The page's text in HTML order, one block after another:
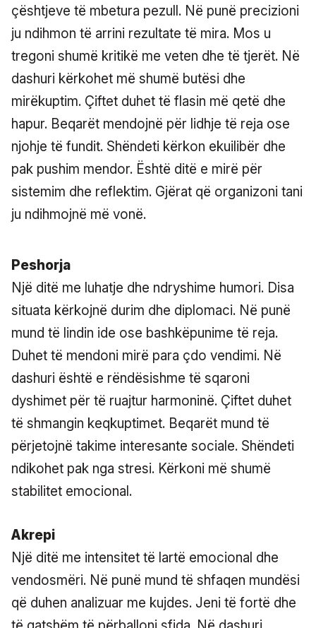
çështjeve të mbetura pezull. Në punë precizioni
ju ndihmon të arrini rezultate të mira. Mos u
tregoni shumë kritikë me veten dhe të tjerët. Në
dashuri kërkohet më shumë butësi dhe
mirëkuptim. Çiftet duhet të flasin më qetë dhe
hapur. Beqarët mendojnë për lidhje të reja ose
njohje të fundit. Shëndeti kërkon ekuilibër dhe
pak pushim mendor. Është ditë e mirë për
sistemim dhe reflektim. Gjërat që organizoni tani
ju ndihmojnë më vonë.
Peshorja
Një ditë me luhatje dhe ndryshime humori. Disa
situata kërkojnë durim dhe diplomaci. Në punë
mund të lindin ide ose bashkëpunime të reja.
Duhet të mendoni mirë para çdo vendimi. Në
dashuri është e rëndësishme të sqaroni
dyshimet për të ruajtur harmoninë. Çiftet duhet
të shmangin keqkuptimet. Beqarët mund të
përjetojnë takime interesante sociale. Shëndeti
ndikohet pak nga stresi. Kërkoni më shumë
stabilitet emocional.
Akrepi
Një ditë me intensitet të lartë emocional dhe
vendosmëri. Në punë mund të shfaqen mundësi
që duhen analizuar me kujdes. Jeni të fortë dhe